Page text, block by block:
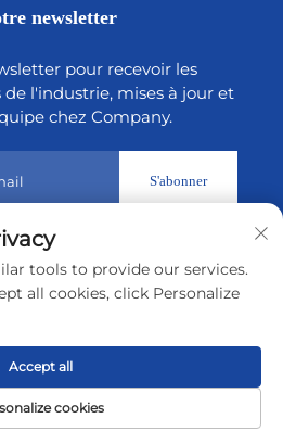
newsletter
pour recevoir les
l'industrie, mises à jour et
chez Company.
S'abonner
Shenzhen Tiansheng Cloud
Politique de confidentialité
De CONTACT
tools to provide our services.
all cookies, click Personalize
cookies
Accept all